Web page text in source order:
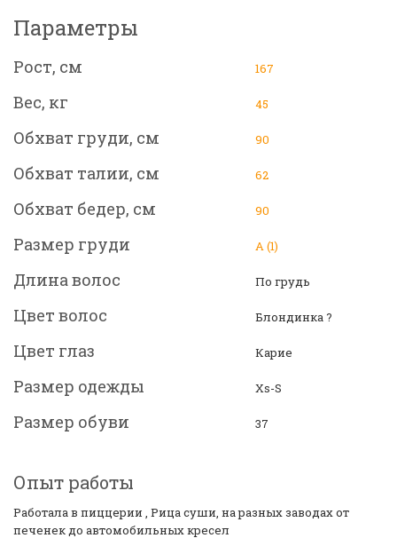
Параметры
Рост, см 167
Вес, кг 45
Обхват груди, см 90
Обхват талии, см 62
Обхват бедер, см 90
Размер груди А (1)
Длина волос По грудь
Цвет волос Блондинка ?
Цвет глаз Карие
Размер одежды Xs-S
Размер обуви 37
Опыт работы
Работала в пиццерии , Рица суши, на разных заводах от
печенек до автомобильных кресел